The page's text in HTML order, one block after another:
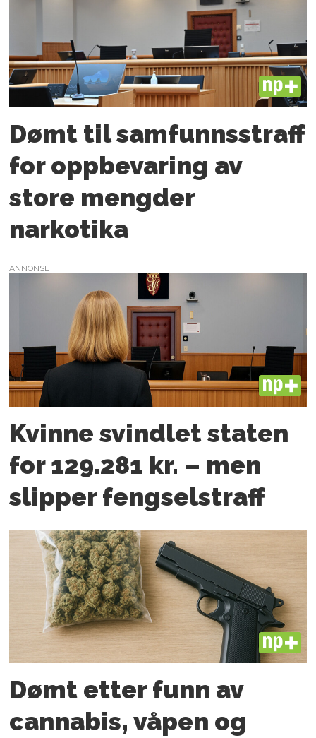
PLUS
Dømt til samfunnsstraff
for oppbevaring av
store mengder
narkotika
ANNONSE
PLUS
Kvinne svindlet staten
for 129.281 kr. – men
slipper fengselstraff
PLUS
Dømt etter funn av
cannabis, våpen og